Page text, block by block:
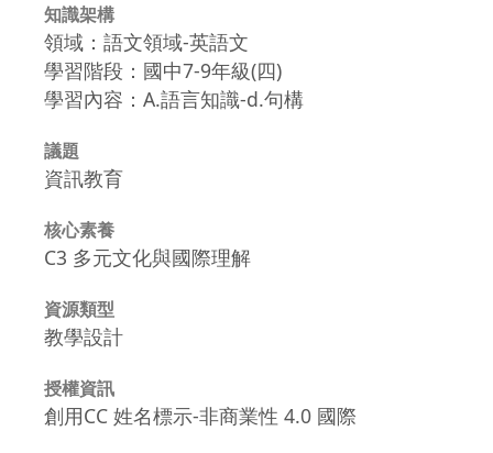
知識架構
領域：語文領域-英語文
學習階段：國中7-9年級(四)
學習內容：A.語言知識-d.句構
議題
資訊教育
核心素養
C3 多元文化與國際理解
資源類型
教學設計
授權資訊
創用CC 姓名標示-非商業性 4.0 國際